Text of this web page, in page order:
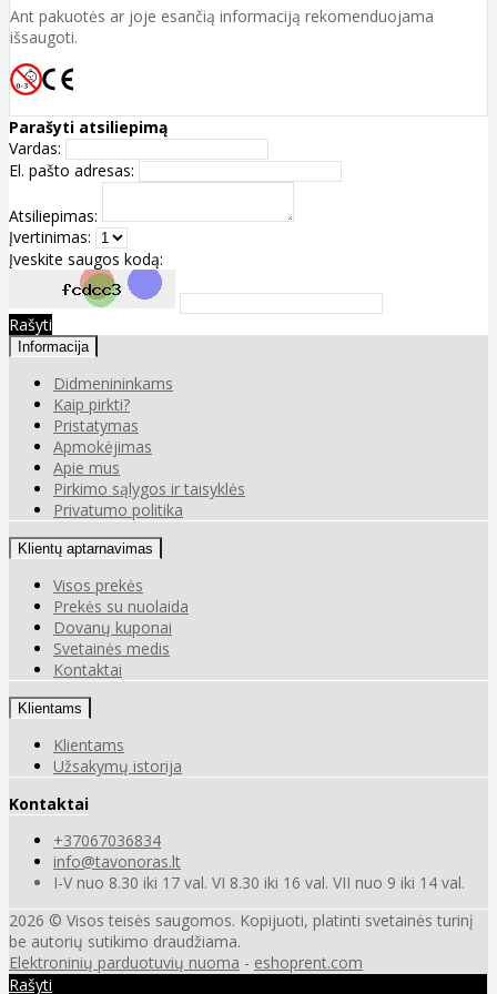
Ant pakuotės ar joje esančią informaciją rekomenduojama
išsaugoti.
Parašyti atsiliepimą
Vardas:
El. pašto adresas:
Atsiliepimas:
Įvertinimas:
Įveskite saugos kodą:
Rašyti
Informacija
Didmenininkams
Kaip pirkti?
Pristatymas
Apmokėjimas
Apie mus
Pirkimo sąlygos ir taisyklės
Privatumo politika
Klientų aptarnavimas
Visos prekės
Prekės su nuolaida
Dovanų kuponai
Svetainės medis
Kontaktai
Klientams
Klientams
Užsakymų istorija
Kontaktai
+37067036834
info@tavonoras.lt
I-V nuo 8.30 iki 17 val. VI 8.30 iki 16 val. VII nuo 9 iki 14 val.
2026 © Visos teisės saugomos. Kopijuoti, platinti svetainės turinį
be autorių sutikimo draudžiama.
Elektroninių parduotuvių nuoma - eshoprent.com
Rašyti